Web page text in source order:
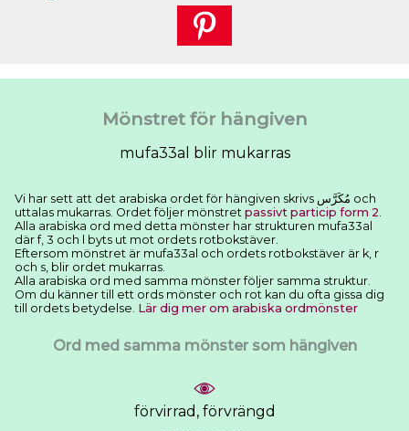
Mönstret för hängiven
mufa33al blir mukarras
Vi har sett att det arabiska ordet för hängiven skrivs ﻣُﻜَﺮَّﺱ och
uttalas mukarras. Ordet följer mönstret passivt particip form 2.
Alla arabiska ord med detta mönster har strukturen mufa33al
där f, 3 och l byts ut mot ordets rotbokstäver.
Eftersom mönstret är mufa33al och ordets rotbokstäver är k, r
och s, blir ordet mukarras.
Alla arabiska ord med samma mönster följer samma struktur.
Om du känner till ett ords mönster och rot kan du ofta gissa dig
till ordets betydelse. Lär dig mer om arabiska ordmönster
Ord med samma mönster som hängiven
förvirrad, förvrängd